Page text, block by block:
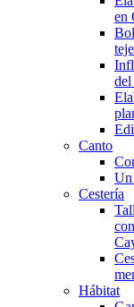
en
Canto
Un
Cestería
Hábitat